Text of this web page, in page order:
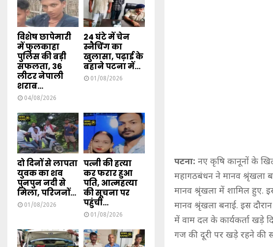
पटना: नए कृषि कानूनों के
महागठबंधन ने मानव श्रृंखला
मानव श्रृंखला में शामिल हुए.
मानव श्रृंखला बनाई. इस
में वाम दल के कार्यकर्ता खड़े
गज की दूरी पर खड़े रहने की
विशेष छापेमारी
में फुलकाहा
पुलिस की बड़ी
सफलता, 36
लीटर नेपाली
शराब...
04/08/2026
24 घंटे में चेन
स्नैचिंग का
खुलासा, पढ़ाई के
बहाने पटना में...
01/08/2026
दो दिनों से लापता
युवक का शव
पुनपुन नदी से
मिला, परिजनों...
01/08/2026
पत्नी की हत्या
कर फरार हुआ
पति, आत्महत्या
की सूचना पर
पहुंची...
01/08/2026